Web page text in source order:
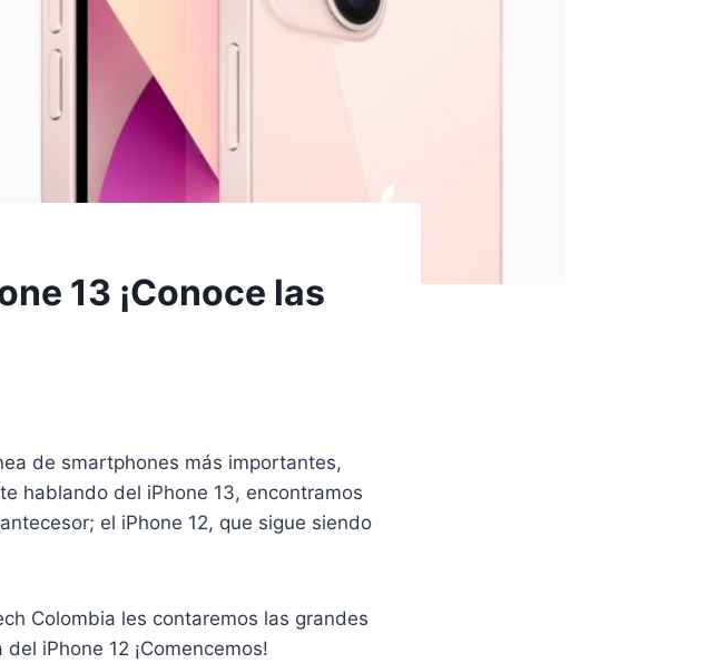
13 ¡Conoce las
de smartphones más importantes,
hablando del iPhone 13, encontramos
el iPhone 12, que sigue siendo
Colombia les contaremos las grandes
iPhone 12 ¡Comencemos!